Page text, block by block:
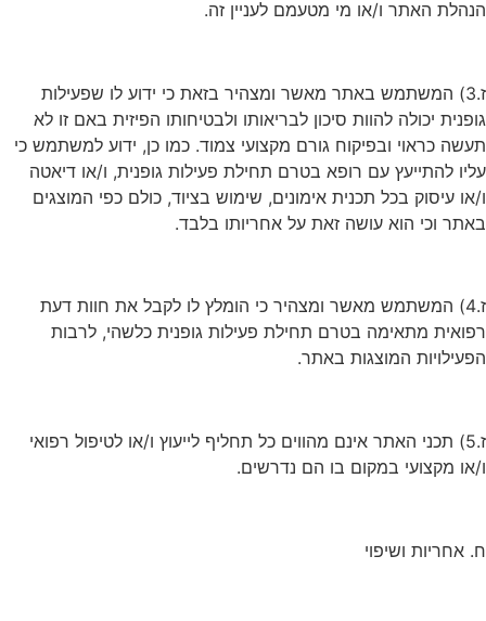
הנהלת האתר ו/או מי מטעמם לעניין זה.
ז.3) המשתמש באתר מאשר ומצהיר בזאת כי ידוע לו שפעילות
גופנית יכולה להוות סיכון לבריאותו ולבטיחותו הפיזית באם זו לא
תעשה כראוי ובפיקוח גורם מקצועי צמוד. כמו כן, ידוע למשתמש כי
עליו להתייעץ עם רופא בטרם תחילת פעילות גופנית, ו/או דיאטה
ו/או עיסוק בכל תכנית אימונים, שימוש בציוד, כולם כפי המוצגים
באתר וכי הוא עושה זאת על אחריותו בלבד.
ז.4) המשתמש מאשר ומצהיר כי הומלץ לו לקבל את חוות דעת
רפואית מתאימה בטרם תחילת פעילות גופנית כלשהי, לרבות
הפעילויות המוצגות באתר.
ז.5) תכני האתר אינם מהווים כל תחליף לייעוץ ו/או לטיפול רפואי
ו/או מקצועי במקום בו הם נדרשים.
ח. אחריות ושיפוי